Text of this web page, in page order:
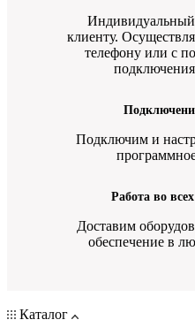
клиенту.
телефону или с
Подключим и
Работа во
Доставим
обеспечение в
Каталог